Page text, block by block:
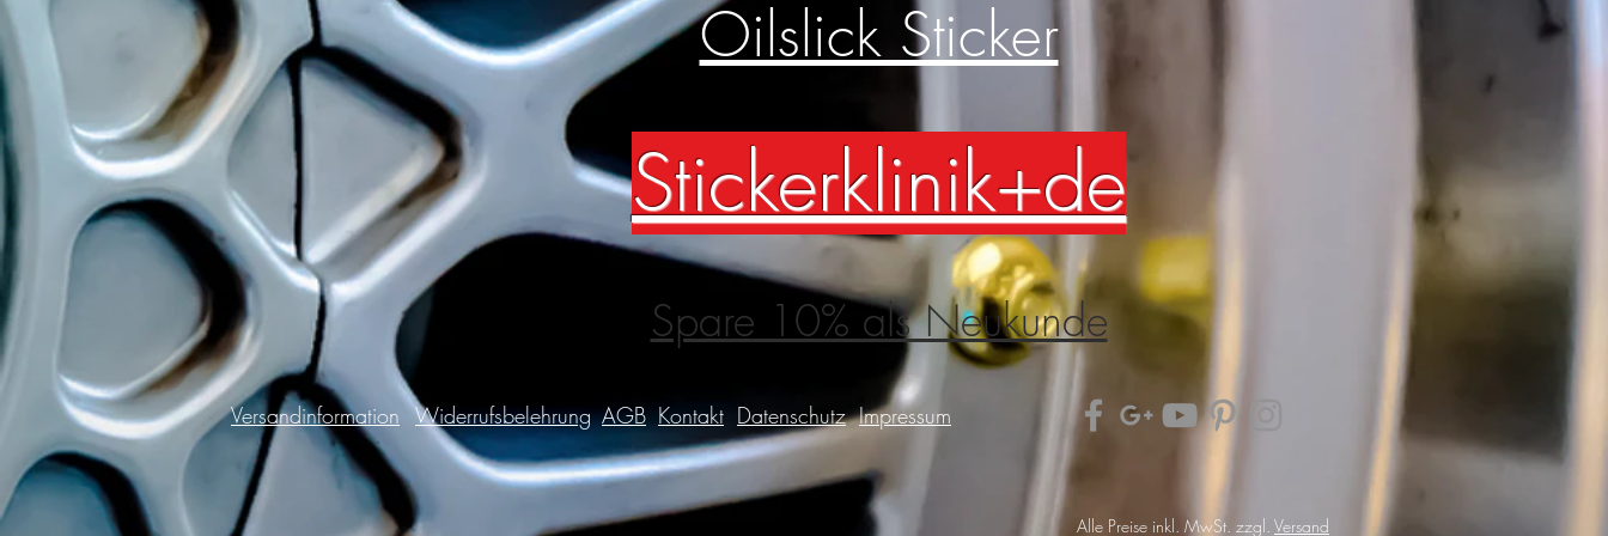
Versandinformation AGB
Widerrufsbelehrung Impressum
Datenschutz
Kontakt
Oilslick Sticker
Stickerklinik+de
Spare 10% als Neukunde
Alle Preise inkl. MwSt. zzgl. Versand